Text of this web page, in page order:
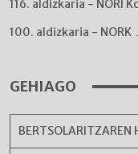
116. aldizkaria - NORI
100. aldizkaria - NORK
GEHIAGO
BERTSOLARITZAREN